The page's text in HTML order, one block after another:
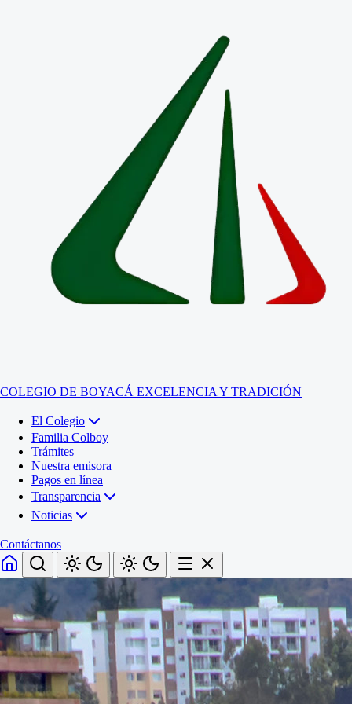
COLEGIO DE BOYACÁ EXCELENCIA Y TRADICIÓN
El Colegio
Familia Colboy
Trámites
Nuestra emisora
Pagos en línea
Transparencia
Noticias
Contáctanos
Inicio
El Colegio
Sede Administrativa
Sección Francisco de Paula Santander (Central)
Sección Jose Ignacio de Marquez (Integrada)
Sección Santos Acosta (La Cabaña)
Familia Colboy
Trámites
Nuestra emisora
Pagos en línea